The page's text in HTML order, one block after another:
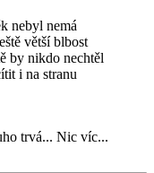
nebyl nemá
větší blbost
by nikdo nechtěl
i na stranu
trvá... Nic víc...